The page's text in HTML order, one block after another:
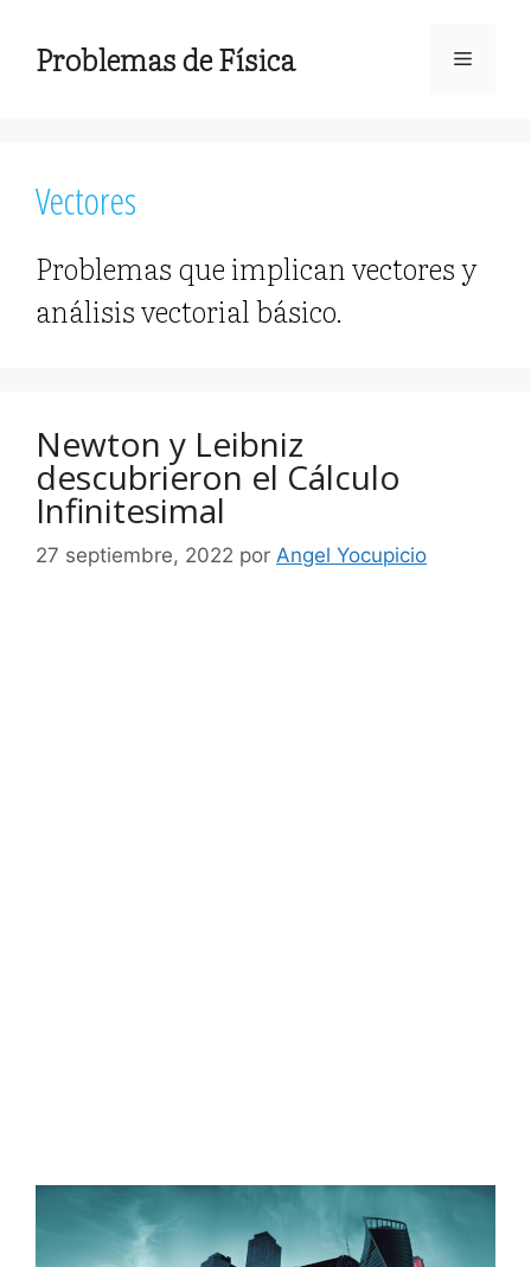
contenido
Problemas de Física Menú
Vectores
Problemas que implican vectores y
análisis vectorial básico.
Newton y Leibniz
descubrieron el Cálculo
Infinitesimal
27 septiembre, 2022 por Angel Yocupicio